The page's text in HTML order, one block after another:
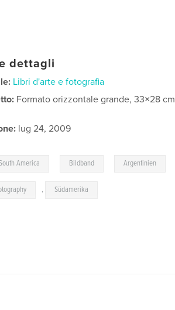
dettagli
Libri d'arte e fotografia
Formato orizzontale grande, 33×28 cm
lug 24, 2009
America Bildband Argentinien
, Südamerika